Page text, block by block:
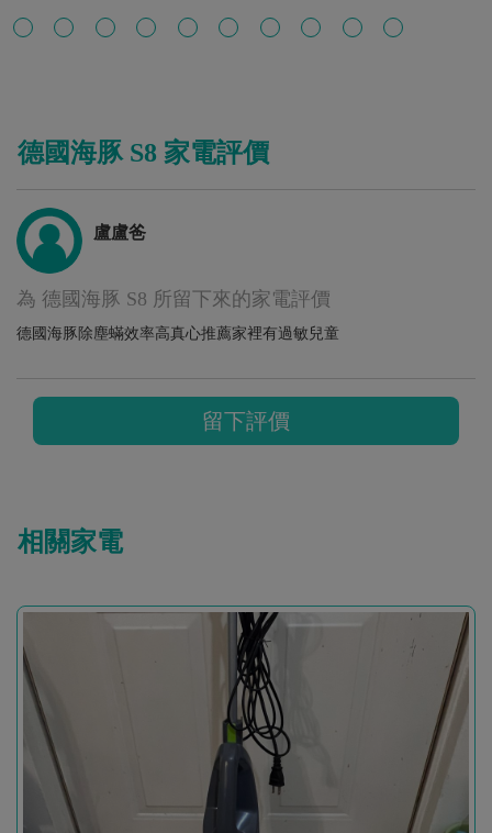
德國海豚 S8 家電評價
盧盧爸
為 德國海豚 S8 所留下來的家電評價
德國海豚除塵蟎效率高真心推薦家裡有過敏兒童
留下評價
相關家電